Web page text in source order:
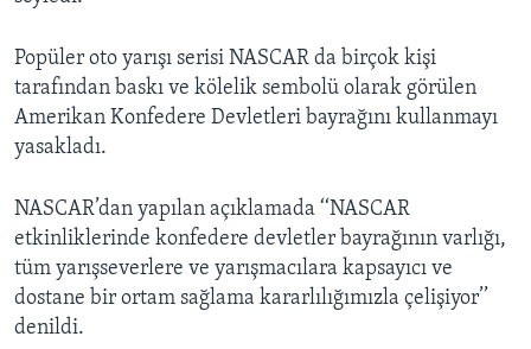
Popüler oto yarışı serisi NASCAR da birçok kişi
tarafından baskı ve kölelik sembolü olarak görülen
Amerikan Konfedere Devletleri bayrağını kullanmayı
yasakladı.
NASCAR’dan yapılan açıklamada ‘‘NASCAR
etkinliklerinde konfedere devletler bayrağının varlığı,
tüm yarışseverlere ve yarışmacılara kapsayıcı ve
dostane bir ortam sağlama kararlılığımızla çelişiyor’’
denildi.